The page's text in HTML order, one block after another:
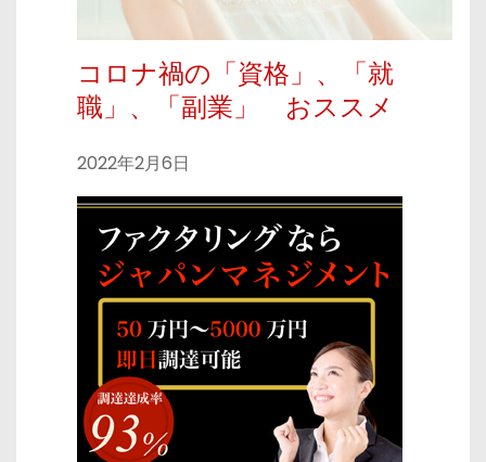
コロナ禍の「資格」、「就
職」、「副業」 おススメ
2022年2月6日